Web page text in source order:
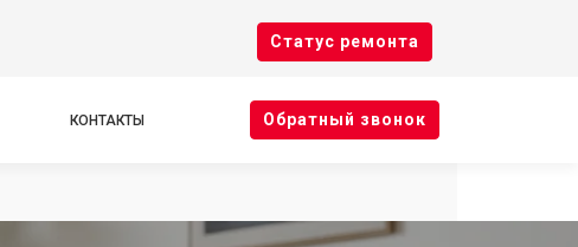
Cтатус ремонта
КОНТАКТЫ Oбратный звонок